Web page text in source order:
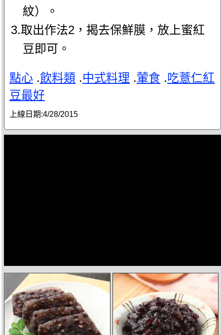
紋）。
3.取出作法2，揭去保鮮膜，放上蜜紅
豆即可。
點心 .飲料類 .中式料理 .葷食 .吃薏仁紅
豆最好
上線日期:4/28/2015